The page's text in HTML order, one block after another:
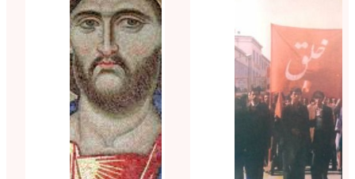
som Lenin kalte et
«nasjonenes
fengsel», og nektet
å gi etniske
minoriteter
rettigheter. Vi
presenterer dette
brevet fra Lenin,
skrevet i 1919, som
på noen…
en motstander av
oktoberrevolusjonen,
og som stående for
en slags «mykere»,
«antiautoritær»
marxisme i
motsetning til Lenins
og bolsjevikenes.
Men som Fred